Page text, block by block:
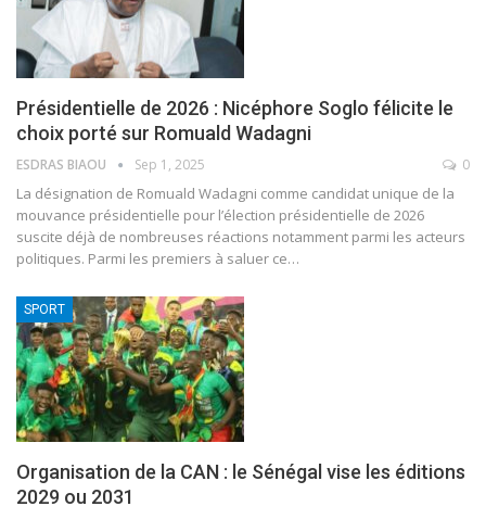
Présidentielle de 2026 : Nicéphore Soglo félicite le
choix porté sur Romuald Wadagni
ESDRAS BIAOU Sep 1, 2025 0
La désignation de Romuald Wadagni comme candidat unique de la
mouvance présidentielle pour l’élection présidentielle de 2026
suscite déjà de nombreuses réactions notamment parmi les acteurs
politiques. Parmi les premiers à saluer ce…
SPORT
Organisation de la CAN : le Sénégal vise les éditions
2029 ou 2031